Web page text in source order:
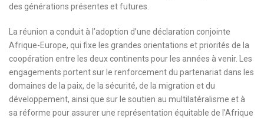
des générations présentes et futures.
La réunion a conduit à l’adoption d’une déclaration conjointe
Afrique-Europe, qui fixe les grandes orientations et priorités de la
coopération entre les deux continents pour les années à venir. Les
engagements portent sur le renforcement du partenariat dans les
domaines de la paix, de la sécurité, de la migration et du
développement, ainsi que sur le soutien au multilatéralisme et à
sa réforme pour assurer une représentation équitable de l’Afrique